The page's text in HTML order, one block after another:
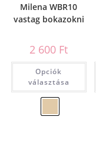
Milena WBR10
vastag bokazokni
2 600 Ft
Opciók
választása